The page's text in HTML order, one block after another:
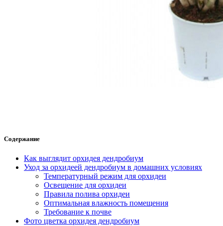
Содержание
Как выглядит орхидея дендробиум
Уход за орхидеей дендробиум в домашних условиях
Температурный режим для орхидеи
Освещение для орхидеи
Правила полива орхидеи
Оптимальная влажность помещения
Требование к почве
Фото цветка орхидея дендробиум